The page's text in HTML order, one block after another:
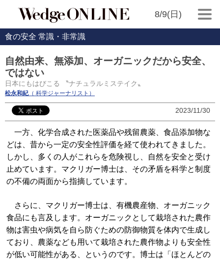
8/9(日)
食の安全 常識・非常識
自然由来、無添加、オーガニックだから安全、
ではない
日本にもはびこる 〝ナチュラルミステイク〟
松永和紀（ 科学ジャーナリスト）
2023/11/30
一方、化学合成された医薬品や残留農薬、食品添加物な
どは、昔から一定の安全性評価を経て使われてきました。
しかし、多くの人がこれらを危険視し、自然を安全と受け
止めています。マクリガー博士は、その矛盾を科学と制度
の不備の両面から指摘しています。
さらに、マクリガー博士は、有機農産物、オーガニック
食品にも言及します。オーガニックとして栽培された農作
物は害虫や病気を自ら防ぐための防御物質を体内で生成し
ており、農薬なども用いて栽培された農作物よりも安全性
が低い可能性がある、というのです。博士は「ほとんどの